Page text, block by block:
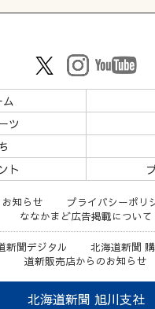
ツ
ト
お知らせ
プライバシーポリ
ななかまど広告掲載について
新聞デジタル
北海道新聞
道新販売店からのお知らせ
北海道新聞 旭川支社